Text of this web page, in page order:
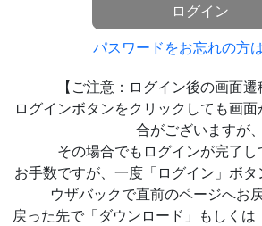
ログイン
パスワードをお忘れの方
【ご注意：ログイン後の画面遷
ログインボタンをクリックしても画
合がございますが、
その場合でもログインが完了し
お手数ですが、一度「ログイン」ボ
ウザバックで直前のページへお
戻った先で「ダウンロード」もしくは